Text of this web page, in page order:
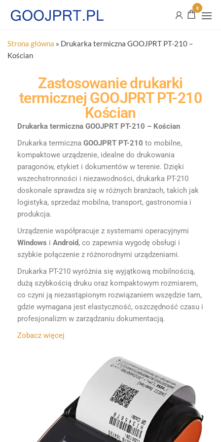
0
Strona główna » Drukarka termiczna GOOJPRT PT-210 –
Kościan
Zastosowanie drukarki
termicznej GOOJPRT PT-210
Kościan
Drukarka termiczna GOOJPRT PT-210 – Kościan
Drukarka termiczna GOOJPRT PT-210 to mobilne,
kompaktowe urządzenie, idealne do drukowania
paragonów, etykiet i dokumentów w terenie. Dzięki
wszechstronności i niezawodności, drukarka PT-210
doskonale sprawdza się w różnych branżach, takich jak
logistyka, sprzedaż mobilna, transport, gastronomia i
produkcja.
Urządzenie współpracuje z systemami operacyjnymi
Windows i Android, co zapewnia wygodę obsługi i
szybkie połączenie z różnorodnymi urządzeniami.
Drukarka PT-210 wyróżnia się wyjątkową mobilnością,
dużą szybkością druku oraz kompaktowym rozmiarem,
co czyni ją niezastąpionym rozwiązaniem wszędzie tam,
gdzie wymagana jest elastyczność, oszczędność czasu i
profesjonalizm w zarządzaniu dokumentacją.
Zobacz więcej